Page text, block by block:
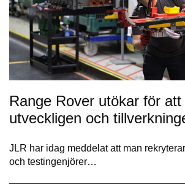
Range Rover utökar för
utveckligen och
JLR har idag meddelat att man
och testingenjörer…